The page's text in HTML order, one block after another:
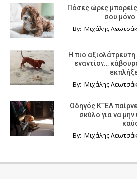
Πόσες ώρες
σου μόνο
By: Μιχάλης
Η πιο
εναντίον…
By: Μιχάλης
Οδηγός KTΕΛ
σκύλο για να
By: Μιχάλης